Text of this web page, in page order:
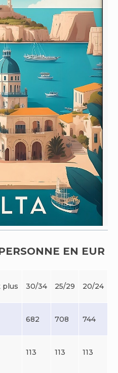
EN EUR
plus 30/34 25/29 20/24
682 708 744
113 113 113